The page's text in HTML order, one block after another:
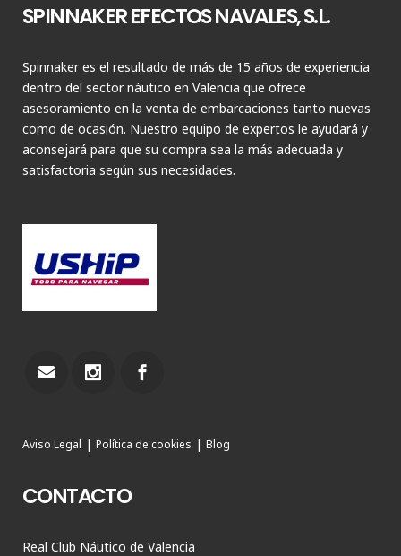
SPINNAKER EFECTOS NAVALES, S.L.
Spinnaker es el resultado de más de 15 años de experiencia
dentro del sector náutico en Valencia que ofrece
asesoramiento en la venta de embarcaciones tanto nuevas
como de ocasión. Nuestro equipo de expertos le ayudará y
aconsejará para que su compra sea la más adecuada y
satisfactoria según sus necesidades.
Aviso Legal | Política de cookies | Blog
CONTACTO
Real Club Náutico de Valencia